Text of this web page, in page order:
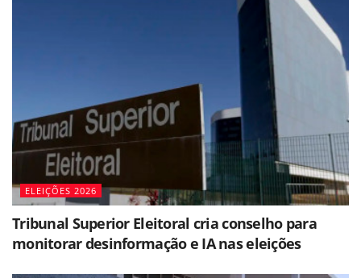
ELEIÇÕES 2026
Tribunal Superior Eleitoral cria conselho para
monitorar desinformação e IA nas eleições